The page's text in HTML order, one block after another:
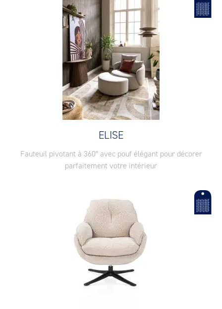
ELISE
Fauteuil pivotant à 360° avec pouf élégant pour décorer
parfaitement votre intérieur